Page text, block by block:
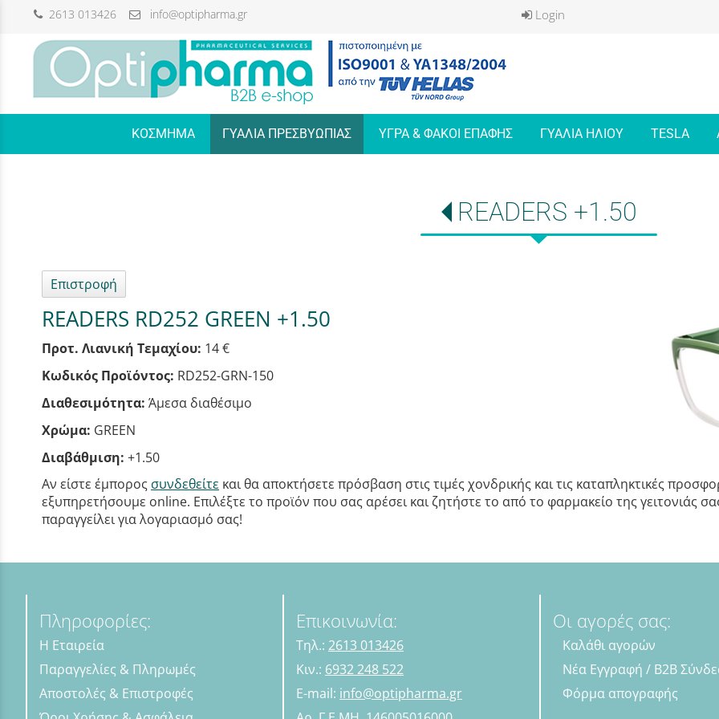
2613 013426 info@optipharma.gr Login
ΚΟΣΜΗΜΑ ΓΥΑΛΙΑ ΠΡΕΣΒΥΩΠΙΑΣ ΥΓΡΑ & ΦΑΚΟΙ ΕΠΑΦΗΣ ΓΥΑΛΙΑ ΗΛΙΟΥ TESLA
READERS +1.50
Επιστροφή
READERS RD252 GREEN +1.50
Προτ. Λιανική Τεμαχίου: 14 €
Κωδικός Προϊόντος: RD252-GRN-150
Διαθεσιμότητα: Άμεσα διαθέσιμο
Χρώμα: GREEN
Διαβάθμιση: +1.50
Αν είστε έμπορος συνδεθείτε και θα αποκτήσετε πρόσβαση στις τιμές χονδρικής και τις καταπληκτικές
εξυπηρετήσουμε online. Επιλέξτε το προϊόν που σας αρέσει και ζητήστε το από το φαρμακείο της γειτονιάς
παραγγείλει για λογαριασμό σας!
Πληροφορίες:
Η Εταιρεία
Παραγγελίες & Πληρωμές
Αποστολές & Επιστροφές
Επικοινωνία:
Τηλ.: 2613 013426
Κιν.: 6932 248 522
E-mail: info@optipharma.gr
Οι αγορές σας:
Καλάθι αγορών
Νέα Εγγραφή / B2B
Φόρμα απογραφής